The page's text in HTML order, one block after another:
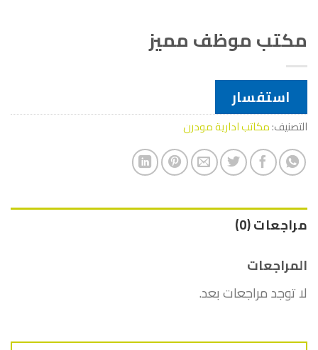
مكتب موظف مميز
استفسار
التصنيف:مكاتب ادارية مودرن
مراجعات (0)
المراجعات
لا توجد مراجعات بعد.